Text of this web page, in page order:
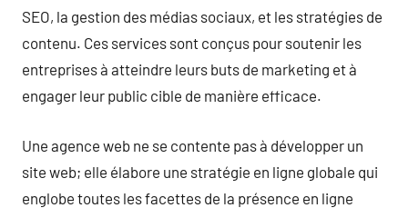
SEO, la gestion des médias sociaux, et les stratégies de
contenu. Ces services sont conçus pour soutenir les
entreprises à atteindre leurs buts de marketing et à
engager leur public cible de manière efficace.
Une agence web ne se contente pas à développer un
site web; elle élabore une stratégie en ligne globale qui
englobe toutes les facettes de la présence en ligne